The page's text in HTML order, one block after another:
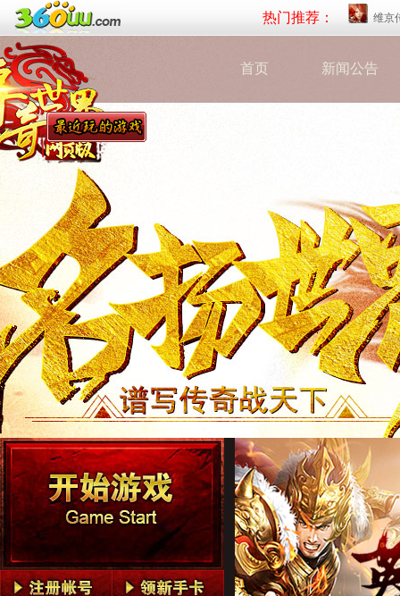
热门推荐： 维京
首页 新闻公告
传奇世界1
传奇世界1
传奇世界2
传奇世界2
传奇世界3
传奇世界3
传奇世界4
传奇世界4
传奇世界5
传奇世界5